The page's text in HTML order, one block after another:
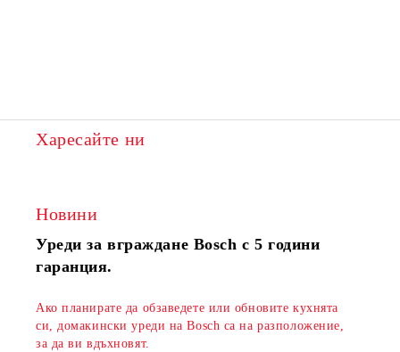
Харесайте ни
Новини
Уреди за вграждане Bosch с 5 години
гаранция.
Ако планирате да обзаведете или обновите кухнята
си, домакински уреди на Bosch са на разположение,
за да ви вдъхновят.